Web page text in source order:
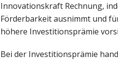
Innovationskraft Rechnung,
Förderbarkeit ausnimmt und
höhere Investitionsprämie
Bei der Investitionsprämie